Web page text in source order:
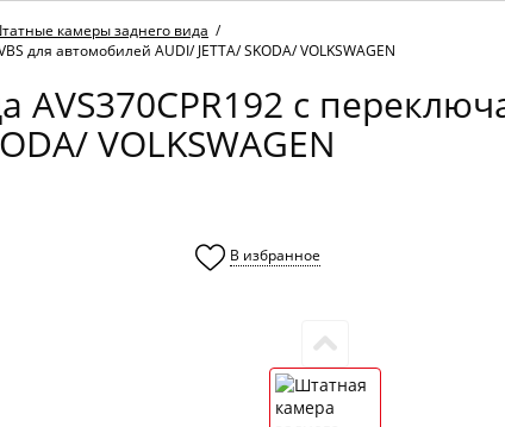
камеры заднего вида /
для автомобилей AUDI/ JETTA/ SKODA/ VOLKSWAGEN
с
VOLKSWAGEN
0 В избранное